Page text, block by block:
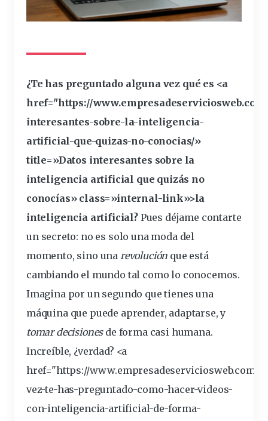
¿Te has preguntadoalguna vez qué es <a
href="https://
interesantes-sobre-la-inteligencia-
artificial-que-quizas-no-conocias/»
title=»Datos interesantes sobre la
inteligencia artificial que quizás no
conocías» class=»internal-link»>la
inteligencia artificial?Pues déjame contarte
un secreto: no es solo una modadel
momento, sino una revolución que está
cambiando el mundo tal como lo conocemos.
Imagina por un segundo que tienes una
máquina que puede aprender, adaptarse, y
tomardecisionesde forma casi humana.
Increíble, ¿verdad? <a
href="https://www.empresadeserviciosweb.com/
vez-te-has-preguntado-como-hacer-videos-
con-inteligencia-artificial-de-forma-